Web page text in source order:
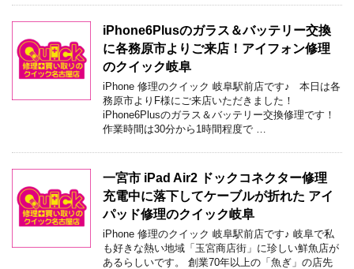
iPhone6Plusのガラス＆バッテリー交換
に各務原市よりご来店！アイフォン修理
のクイック岐阜
iPhone 修理のクイック 岐阜駅前店です♪ 本日は各
務原市よりF様にご来店いただきました！
iPhone6Plusのガラス＆バッテリー交換修理です！
作業時間は30分から1時間程度で …
一宮市 iPad Air2 ドックコネクター修理
充電中に落下してケーブルが折れた アイ
パッド修理のクイック岐阜
iPhone 修理のクイック 岐阜駅前店です♪ 岐阜で私
も好きな熱い地域「玉宮商店街」に珍しい鮮魚店が
あるらしいです。 創業70年以上の「魚ぎ」の店先